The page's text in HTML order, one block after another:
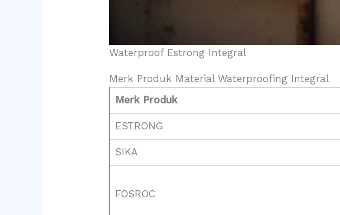
Waterproof Estrong Integral
Merk Produk Material Waterproofing Integral
Merk Produk
ESTRONG
SIKA
FOSROC